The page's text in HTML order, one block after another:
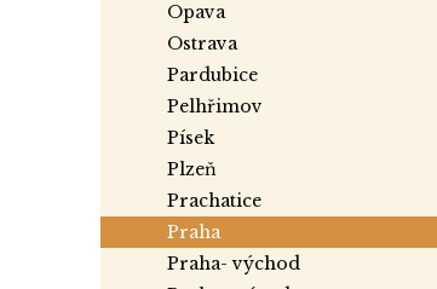
opava
ostrava
pardubice
pelhřimov
písek
plzeň
prachatice
praha
praha- východ